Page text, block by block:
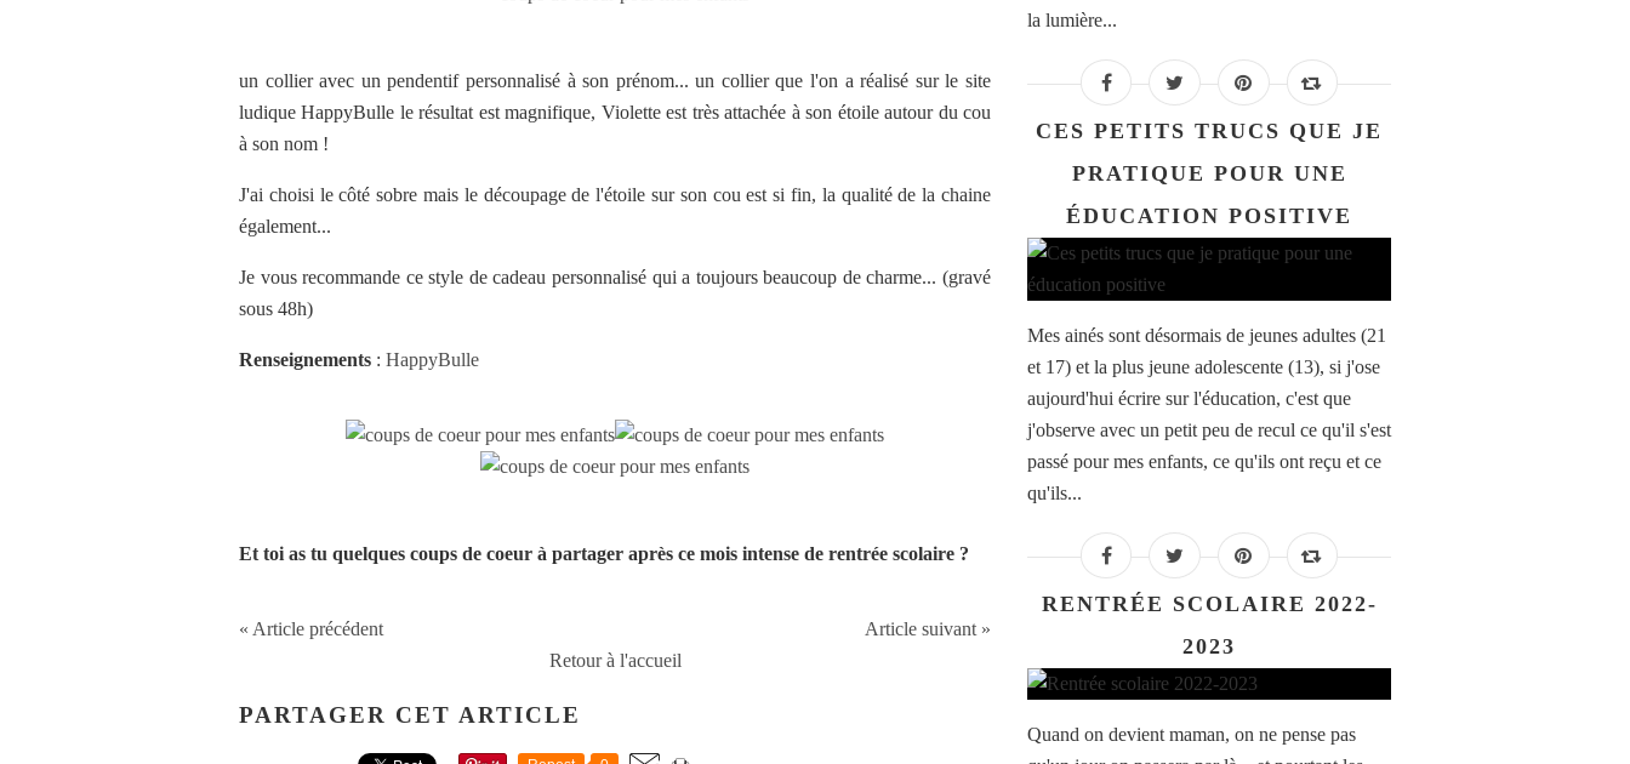
un collier avec un pendentif personnalisé à son prénom... un collier que l'on a réalisé sur le site
ludique HappyBulle le résultat est magnifique, Violette est très attachée à son étoile autour du cou
à son nom !
J'ai choisi le côté sobre mais le découpage de l'étoile sur son cou est si fin, la qualité de la chaine
également...
Je vous recommande ce style de cadeau personnalisé qui a toujours beaucoup de charme... (gravé
sous 48h)
Renseignements : HappyBulle
Et toi as tu quelques coups de coeur à partager après ce mois intense de rentrée scolaire ?
« Article précédent
Article suivant »
Retour à l'accueil
PARTAGER CET ARTICLE
la lumière...
CES PETITS TRUCS QUE JE
PRATIQUE POUR UNE
ÉDUCATION POSITIVE
Mes ainés sont désormais de jeunes adultes (21
et 17) et la plus jeune adolescente (13), si j'ose
aujourd'hui écrire sur l'éducation, c'est que
j'observe avec un petit peu de recul ce qu'il s'est
passé pour mes enfants, ce qu'ils ont reçu et ce
qu'ils...
RENTRÉE SCOLAIRE 2022-
2023
Quand on devient maman, on ne pense pas